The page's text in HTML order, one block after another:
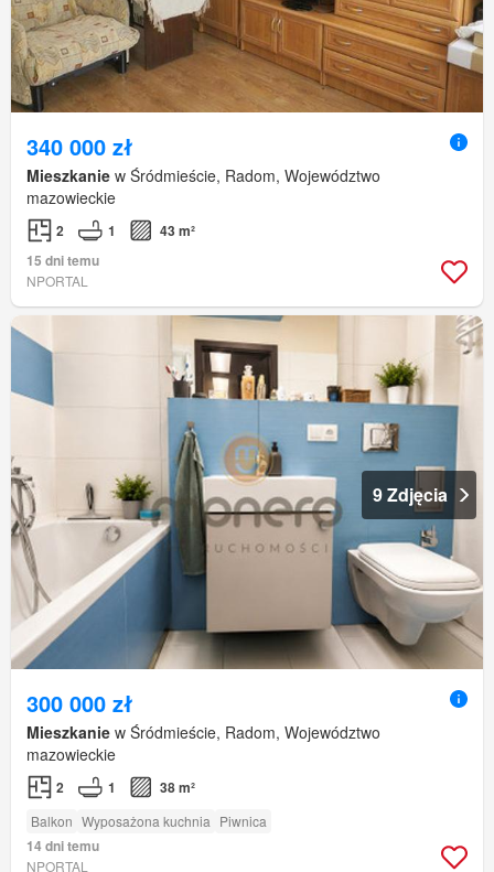
340 000 zł
Mieszkanie w Śródmieście, Radom, Województwo
mazowieckie
2 1
43 m²
15 dni temu
NPORTAL
9 Zdjęcia
300 000 zł
Mieszkanie w Śródmieście, Radom, Województwo
mazowieckie
2 1 38 m²
Balkon Wyposażona kuchnia Piwnica
14 dni temu
NPORTAL